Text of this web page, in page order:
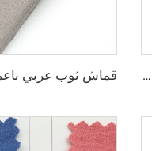
قماش بوليستر كريب مصبوغ باللون الصلب ومطبوع عليه، وزنه 150 جرام لكل متر مربع، مخصص للنساء من CEY